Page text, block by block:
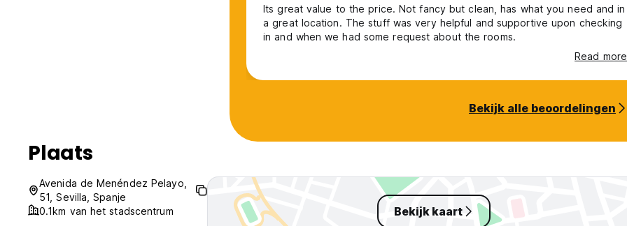
Its great value to the price. Not fancy but clean, has what you need and in
a great location. The stuff was very helpful and supportive upon checking
in and when we had some request about the rooms.
Read more
Bekijk alle beoordelingen
Plaats
Avenida de Menéndez Pelayo,
51, Sevilla, Spanje
0.1km van het stadscentrum
Bekijk kaart